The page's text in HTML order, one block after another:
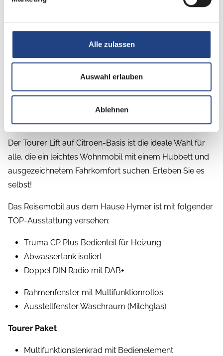
Alle zulassen
Auswahl erlauben
Ablehnen
Sofort verfügbar!
Kilometerlaufleistung erhalten.
UVP des Herstellers: 82.745,-
Wir bieten Ihnen den neuenLMC Tourer Lift H 630auf
mit einem
undHubbettaus demModelljahr 2024an.
Der Tourer Lift auf Citroen-Basis ist die ideale Wahl für
alle, die ein leichtes Wohnmobil mit einem Hubbett und
ausgezeichnetem Fahrkomfort suchen. Erleben Sie es
selbst!
Das Reisemobil aus dem Hause Hymer ist mit folgender
TOP-Ausstattung versehen:
Truma CP Plus Bedienteil für Heizung
Abwassertank isoliert
Doppel DIN Radio mit DAB+
Rahmenfenster mit Multifunktionrollos
Ausstellfenster Waschraum (Milchglas)
Tourer Paket
Multifunktionslenkrad mit Bedienelement